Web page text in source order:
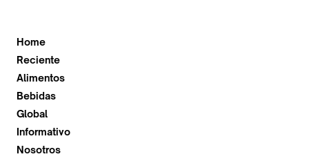
Home
Reciente
Alimentos
Bebidas
Global
Informativo
Nosotros